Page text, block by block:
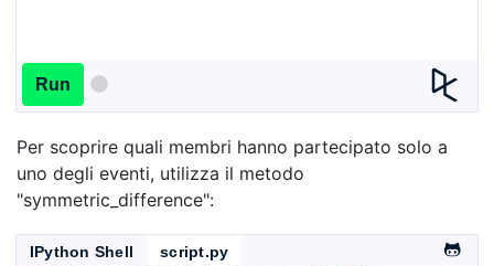
Run
Per scoprire quali membri hanno partecipato solo a
uno degli eventi, utilizza il metodo
"symmetric_difference":
IPython Shell
script.py